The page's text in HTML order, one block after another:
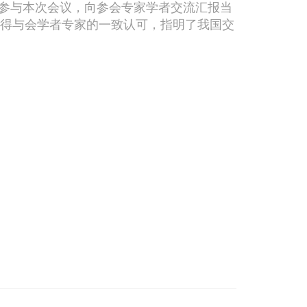
本次会议，向参会专家学者交流汇报当
与会学者专家的一致认可，指明了我国交